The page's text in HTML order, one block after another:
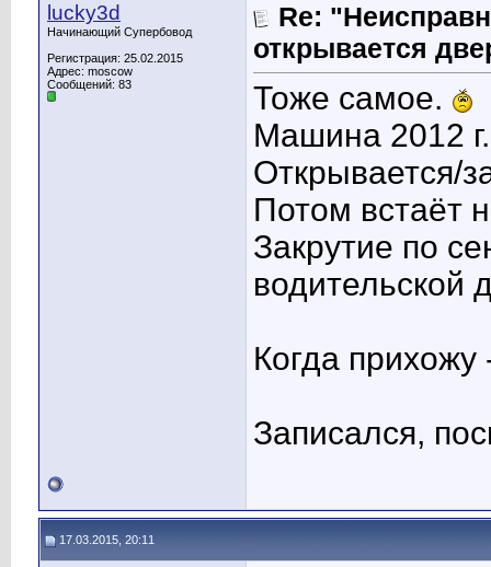
lucky3d
Начинающий Супербовод
Регистрация: 25.02.2015
Адрес: moscow
Сообщений: 83
Re:
открывается
Тоже самое.
Машина 2012
Открывается/
Потом встаёт
Закрутие по
водительской
Когда прихожу
Записался,
17.03.2015, 20:11